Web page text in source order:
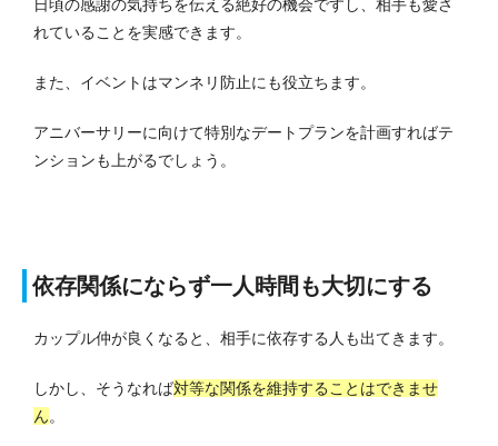
日頃の感謝の気持ちを伝える絶好の機会ですし、相手も愛さ
れていることを実感できます。
また、イベントはマンネリ防止にも役立ちます。
アニバーサリーに向けて特別なデートプランを計画すればテ
ンションも上がるでしょう。
依存関係にならず一人時間も大切にする
カップル仲が良くなると、相手に依存する人も出てきます。
しかし、そうなれば対等な関係を維持することはできませ
ん。